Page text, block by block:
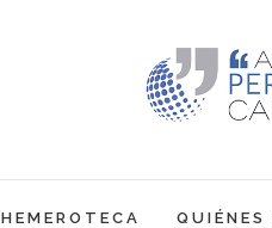
HEMEROTECA QUIÉNES